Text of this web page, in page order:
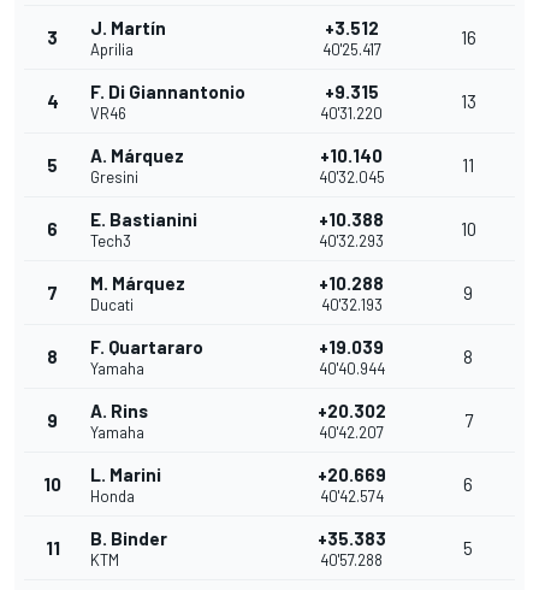
3 J. Martín
Aprilia
+3.512
40'25.417
16
4 F. Di Giannantonio
VR46
+9.315
40'31.220
13
5 A. Márquez
Gresini
+10.140
40'32.045
11
6 E. Bastianini
Tech3
+10.388
40'32.293
10
7 M. Márquez
Ducati
+10.288
40'32.193
9
8 F. Quartararo
Yamaha
+19.039
40'40.944
8
9 A. Rins
Yamaha
+20.302
40'42.207
7
10 L. Marini
Honda
+20.669
40'42.574
6
11 B. Binder
KTM
+35.383
40'57.288
5